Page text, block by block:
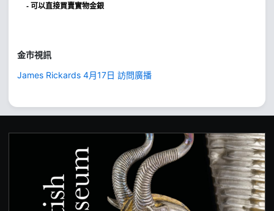
- 可以直接買賣實物金銀
金市視訊
James Rickards 4月17日 訪問廣播